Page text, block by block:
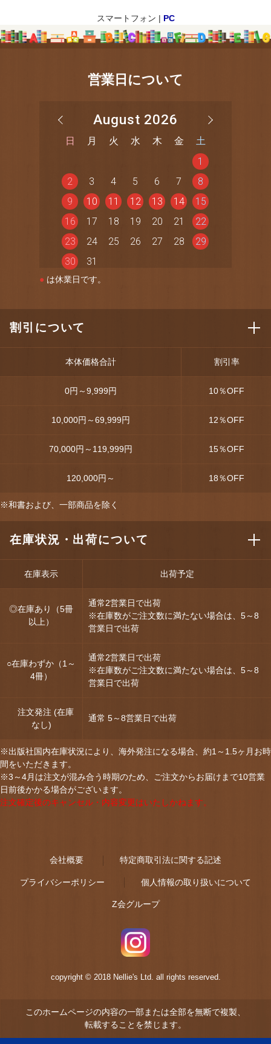
スマートフォン | PC
営業日について
August 2026
日 月 火 水 木 金
土
1
2
3 4 5 6 7
8
9
10 11 12 13 14
15
16
17 18 19 20 21
22
23
24 25 26 27 28
29
30
31
● は休業日です。
割引について
本体価格合計 割引率
0円～9,999円 10％OFF
10,000円～69,999円 12％OFF
70,000円～119,999円 15％OFF
120,000円～ 18％OFF
※和書および、一部商品を除く
在庫状況・出荷について
在庫表示 出荷予定
◎在庫あり（5冊
以上）
通常2営業日で出荷
※在庫数がご注文数に満たない場合は、5～8
営業日で出荷
○在庫わずか（1～
4冊）
通常2営業日で出荷
※在庫数がご注文数に満たない場合は、5～8
営業日で出荷
注文発注 (在庫
なし)
通常 5～8営業日で出荷
※出版社国内在庫状況により、海外発注になる場合、約1～1.5ヶ月お時
間をいただきます。
※3～4月は注文が混み合う時期のため、ご注文からお届けまで10営業
日前後かかる場合がございます。
注文確定後のキャンセル・内容変更はいたしかねます。
会社概要 特定商取引法に関する記述
プライバシーポリシー 個人情報の取り扱いについて
Z会グループ
copyright © 2018 Nellie's Ltd. all rights reserved.
このホームページの内容の一部または全部を無断で複製、
転載することを禁じます。